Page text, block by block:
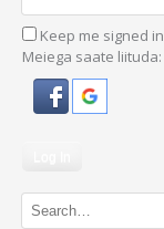
Keep me signed in
Meiega saate liituda: